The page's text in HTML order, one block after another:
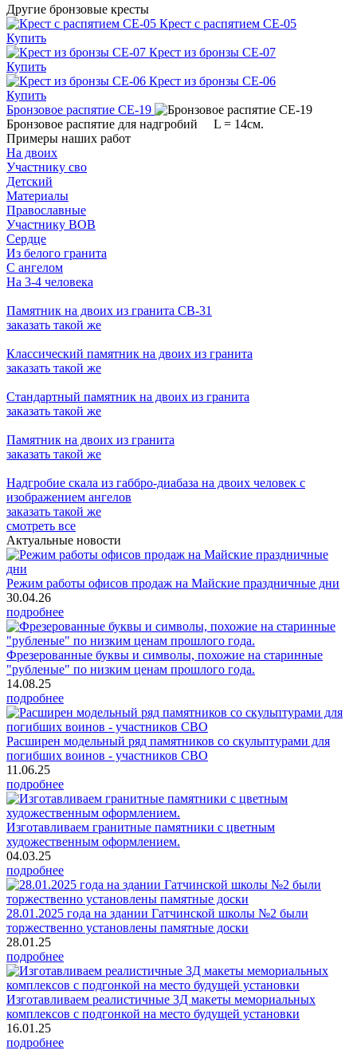
Другие бронзовые кресты
Крест с распятием СЕ-05
Купить
Крест из бронзы СЕ-07
Купить
Крест из бронзы СЕ-06
Купить
Бронзовое распятие СЕ-19
Бронзовое распятие для надгробий L = 14см.
Примеры наших работ
На двоих
Участнику сво
Детский
Материалы
Православные
Участнику ВОВ
Сердце
Из белого гранита
С ангелом
На 3-4 человека
Памятник на двоих из гранита СВ-31
заказать такой же
Классический памятник на двоих из гранита
заказать такой же
Стандартный памятник на двоих из гранита
заказать такой же
Памятник на двоих из гранита
заказать такой же
Надгробие скала из габбро-диабаза на двоих человек с
изображением ангелов
заказать такой же
смотреть все
Актуальные новости
Режим работы офисов продаж на Майские праздничные дни
30.04.26
подробнее
Фрезерованные буквы и символы, похожие на старинные
"рубленые" по низким ценам прошлого года.
14.08.25
подробнее
Расширен модельный ряд памятников со скульптурами для
погибших воинов - участников СВО
11.06.25
подробнее
Изготавливаем гранитные памятники с цветным
художественным оформлением.
04.03.25
подробнее
28.01.2025 года на здании Гатчинской школы №2 были
торжественно установлены памятные доски
28.01.25
подробнее
Изготавливаем реалистичные 3Д макеты мемориальных
комплексов с подгонкой на место будущей установки
16.01.25
подробнее